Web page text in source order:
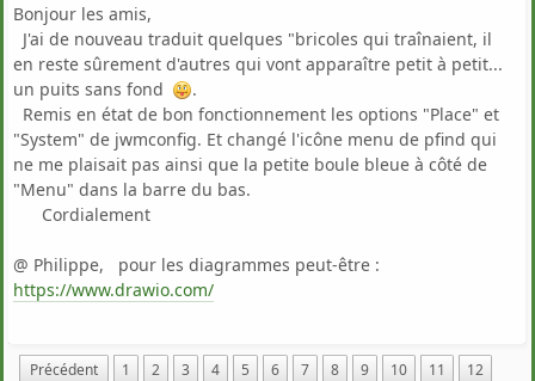
Bonjour les amis,
J'ai de nouveau traduit quelques "bricoles qui traînaient, il
en reste sûrement d'autres qui vont apparaître petit à petit...
un puits sans fond
.
Remis en état de bon fonctionnement les options "Place" et
"System" de jwmconfig. Et changé l'icône menu de pfind qui
ne me plaisait pas ainsi que la petite boule bleue à côté de
"Menu" dans la barre du bas.
Cordialement
@ Philippe, pour les diagrammes peut-être :
https://www.drawio.com/
Précédent 1 2 3 4 5 6 7 8 9 10 11 12